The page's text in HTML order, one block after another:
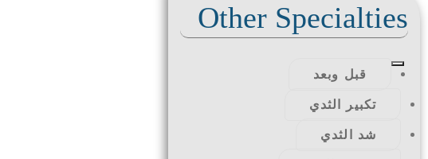
Other Specialties
قبل وبعد
تكبير الثدي
شد الثدي